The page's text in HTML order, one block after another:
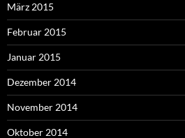
März 2015
Februar 2015
Januar 2015
Dezember 2014
November 2014
Oktober 2014